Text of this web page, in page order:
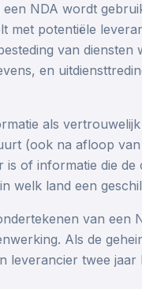
NDA wordt
met potentiële
van diensten
en
als
(ook na afloop
is of informatie die
welk land een
van een
Als de
leverancier twee